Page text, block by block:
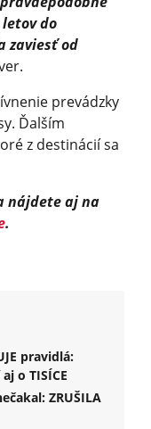
do
zaviesť od
prevádzky
Ďalším
z destinácií sa
nájdete aj na
.
pravidlá:
o TISÍCE
ZRUŠILA